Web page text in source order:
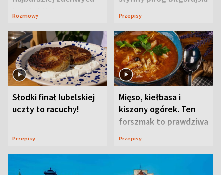
ją w Lublinie
Rozmowy Przepisy
Słodki finał lubelskiej
uczty to racuchy!
Przepisy
Mięso, kiełbasa i
kiszony ogórek. Ten
forszmak to prawdziwa
uczta
Przepisy